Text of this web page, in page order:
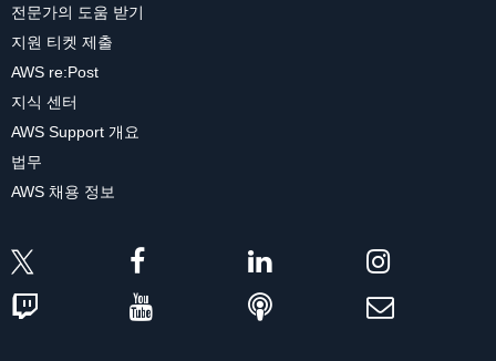
전문가의 도움 받기
지원 티켓 제출
AWS re:Post
지식 센터
AWS Support 개요
법무
AWS 채용 정보